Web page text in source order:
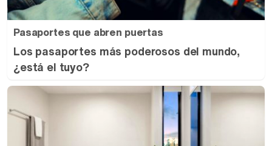
Pasaportes que abren puertas
Los pasaportes más poderosos del mundo,
¿está el tuyo?